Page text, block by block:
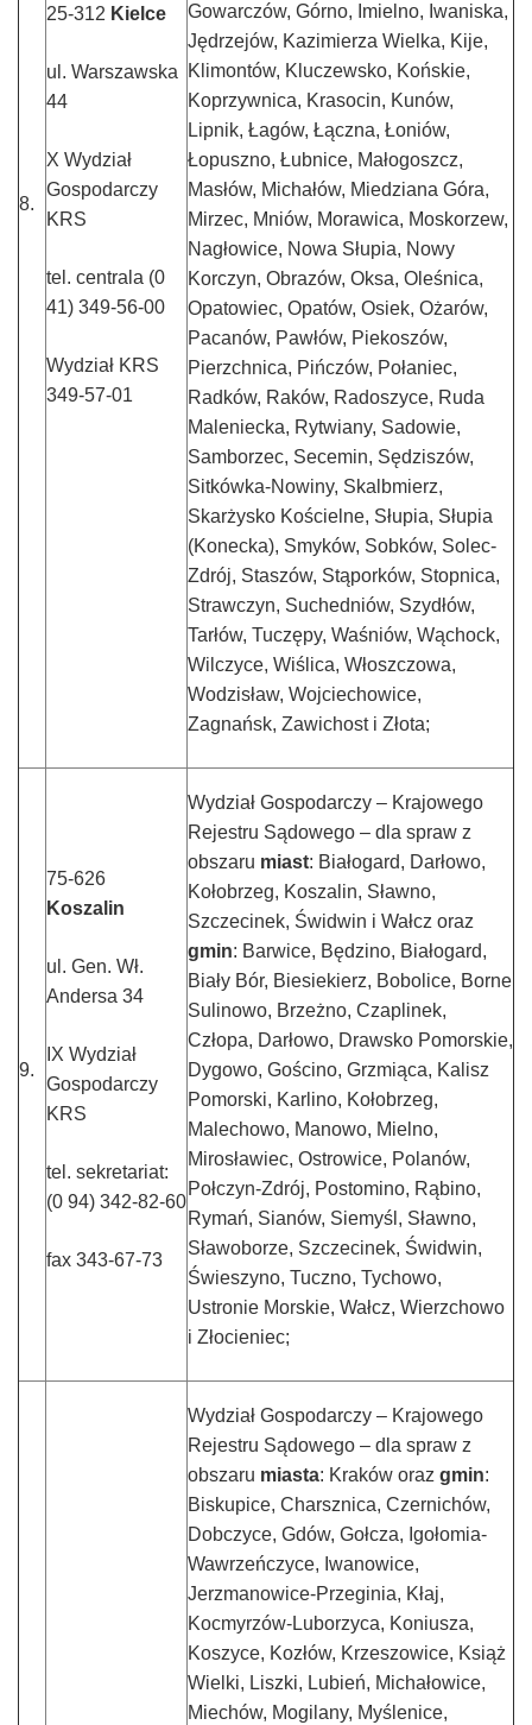
8.
25-312 Kielce
ul. Warszawska
44
X Wydział
Gospodarczy
KRS
tel. centrala (0
41) 349-56-00
Wydział KRS
349-57-01
Gowarczów, Górno, Imielno, Iwaniska,
Jędrzejów, Kazimierza Wielka, Kije,
Klimontów, Kluczewsko, Końskie,
Koprzywnica, Krasocin, Kunów,
Lipnik, Łagów, Łączna, Łoniów,
Łopuszno, Łubnice, Małogoszcz,
Masłów, Michałów, Miedziana Góra,
Mirzec, Mniów, Morawica, Moskorzew,
Nagłowice, Nowa Słupia, Nowy
Korczyn, Obrazów, Oksa, Oleśnica,
Opatowiec, Opatów, Osiek, Ożarów,
Pacanów, Pawłów, Piekoszów,
Pierzchnica, Pińczów, Połaniec,
Radków, Raków, Radoszyce, Ruda
Maleniecka, Rytwiany, Sadowie,
Samborzec, Secemin, Sędziszów,
Sitkówka-Nowiny, Skalbmierz,
Skarżysko Kościelne, Słupia, Słupia
(Konecka), Smyków, Sobków, Solec-
Zdrój, Staszów, Stąporków, Stopnica,
Strawczyn, Suchedniów, Szydłów,
Tarłów, Tuczępy, Waśniów, Wąchock,
Wilczyce, Wiślica, Włoszczowa,
Wodzisław, Wojciechowice,
Zagnańsk, Zawichost i Złota;
9.
75-626
Koszalin
ul. Gen. Wł.
Andersa 34
IX Wydział
Gospodarczy
KRS
tel. sekretariat:
(0 94) 342-82-60
fax 343-67-73
Wydział Gospodarczy – Krajowego
Rejestru Sądowego – dla spraw z
obszaru miast: Białogard, Darłowo,
Kołobrzeg, Koszalin, Sławno,
Szczecinek, Świdwin i Wałcz oraz
gmin: Barwice, Będzino, Białogard,
Biały Bór, Biesiekierz, Bobolice, Borne
Sulinowo, Brzeżno, Czaplinek,
Człopa, Darłowo, Drawsko Pomorskie,
Dygowo, Gościno, Grzmiąca, Kalisz
Pomorski, Karlino, Kołobrzeg,
Malechowo, Manowo, Mielno,
Mirosławiec, Ostrowice, Polanów,
Połczyn-Zdrój, Postomino, Rąbino,
Rymań, Sianów, Siemyśl, Sławno,
Sławoborze, Szczecinek, Świdwin,
Świeszyno, Tuczno, Tychowo,
Ustronie Morskie, Wałcz, Wierzchowo
i Złocieniec;
Wydział Gospodarczy – Krajowego
Rejestru Sądowego – dla spraw z
obszaru miasta: Kraków oraz gmin:
Biskupice, Charsznica, Czernichów,
Dobczyce, Gdów, Gołcza, Igołomia-
Wawrzeńczyce, Iwanowice,
Jerzmanowice-Przeginia, Kłaj,
Kocmyrzów-Luborzyca, Koniusza,
Koszyce, Kozłów, Krzeszowice, Książ
Wielki, Liszki, Lubień, Michałowice,
Miechów, Mogilany, Myślenice,